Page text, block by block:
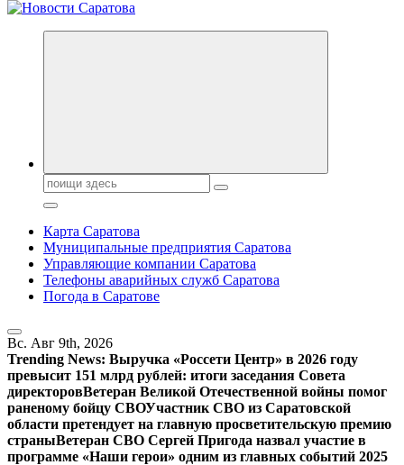
Поиск:
Карта Саратова
Муниципальные предприятия Саратова
Управляющие компании Саратова
Телефоны аварийных служб Саратова
Погода в Саратове
Вс. Авг 9th, 2026
Trending News: Выручка «Россети Центр» в 2026 году
превысит 151 млрд рублей: итоги заседания Совета
директоровВетеран Великой Отечественной войны помог
раненому бойцу СВОУчастник СВО из Саратовской
области претендует на главную просветительскую премию
страныВетеран СВО Сергей Пригода назвал участие в
программе «Наши герои» одним из главных событий 2025